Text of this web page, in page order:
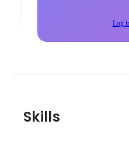
Log
Skills